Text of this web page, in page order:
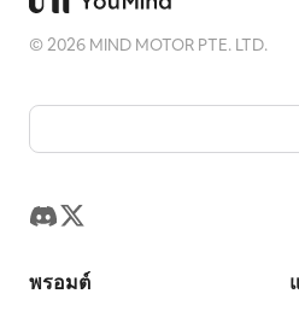
©2026 MIND MOTOR PTE. LTD.
พรอมต์